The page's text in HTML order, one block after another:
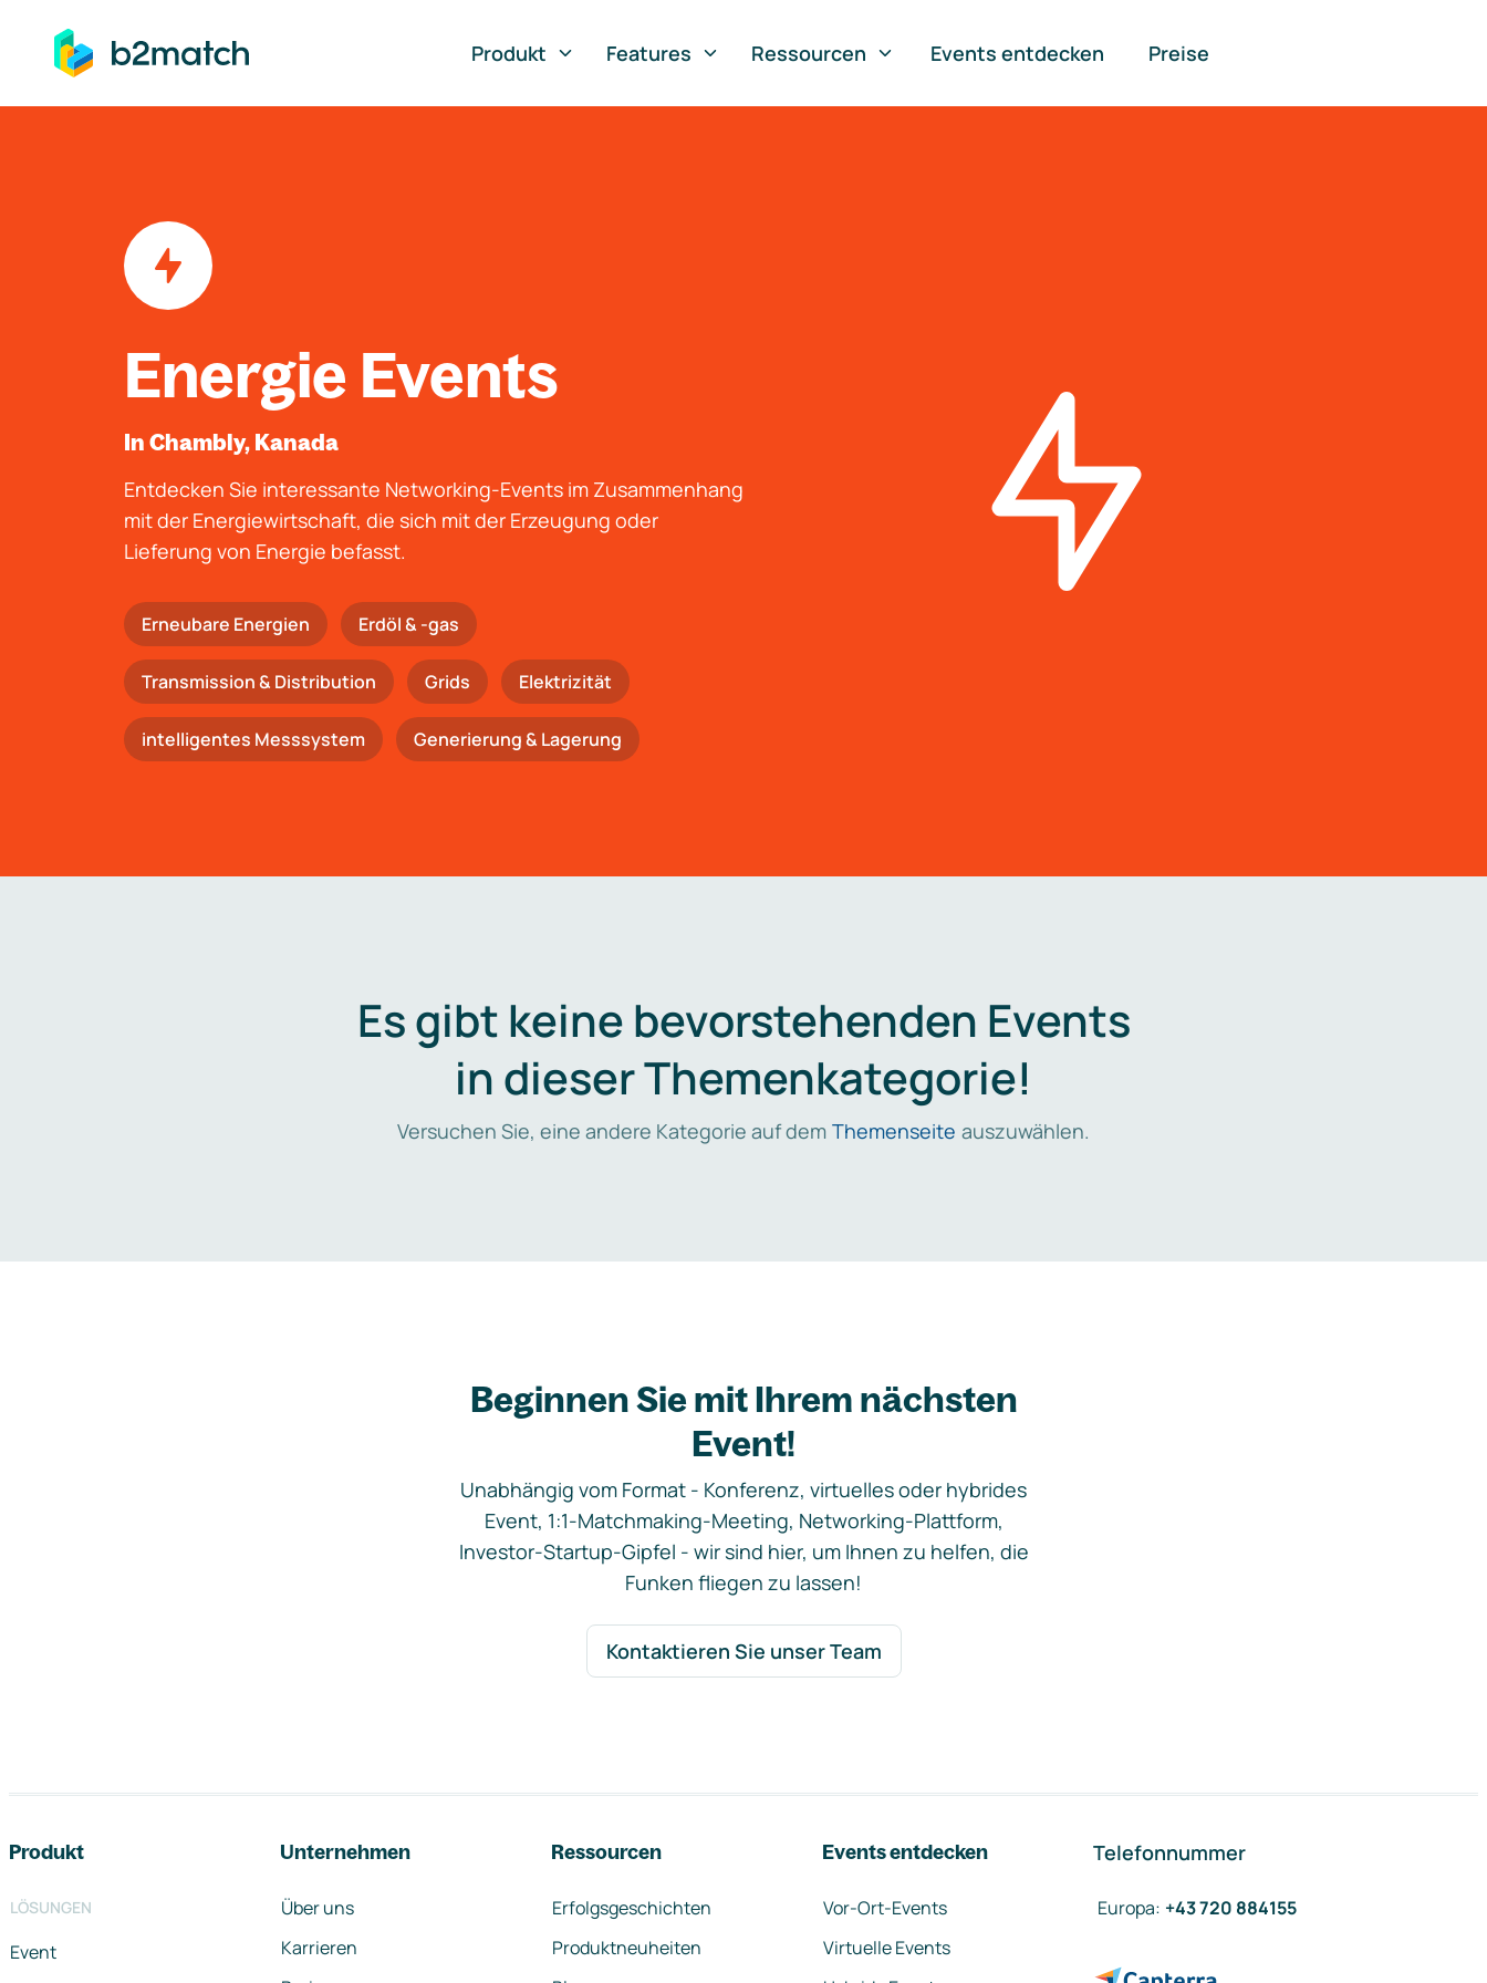
springen
Produkt
Features Ressourcen Events entdecken Preise
Energie Events
In Chambly, Kanada
Entdecken Sie interessante Networking-Events im Zusammenhang
mit der Energiewirtschaft, die sich mit der Erzeugung oder
Lieferung von Energie befasst.
Erneubare Energien Erdöl & -gas
Trans­mis­si­on & Distribution Grids Elektrizität
intelligentes Messsystem Generierung & Lagerung
Es gibt keine bevorstehenden Events
in dieser Themenkategorie!
Versuchen Sie, eine andere Kategorie auf dem Themenseite auszuwählen.
Beginnen Sie mit Ihrem nächsten
Event!
Unabhängig vom Format - Konferenz, virtuelles oder hybrides
Event, 1:1-Matchmaking-Meeting, Networking-Plattform,
Investor-Startup-Gipfel - wir sind hier, um Ihnen zu helfen, die
Funken fliegen zu lassen!
Kontaktieren Sie unser Team
Produkt
LÖSUNGEN
Event
Unternehmen
Über uns
Karrieren
Ressourcen
Erfolgsgeschichten
Produktneuheiten
Events entdecken
Vor-Ort-Events
Virtuelle Events
Telefonnummer
Europa: +43 720 884155